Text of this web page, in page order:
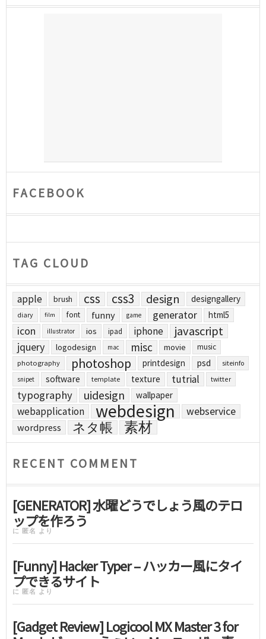
FACEBOOK
TAG CLOUD
apple brush css css3 design designgallery
diary film font funny game generator html5
icon illustrator ios ipad iphone javascript
jquery logodesign mac misc movie music
photography photoshop printdesign psd siteinfo
snipet software template texture tutrial twitter
typography uidesign wallpaper
webapplication webdesign webservice
wordpress ネタ帳 素材
RECENT COMMENT
[GENERATOR] 水曜どうでしょう風のテロ
ップを作ろう
に 匿名 より
[Funny] Hacker Typer – ハッカー風にタイ
プできるサイト
に 匿名 より
[Gadget Review] Logicool MX Master 3 for